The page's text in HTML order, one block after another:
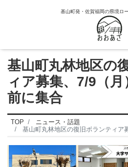
基山町発・佐賀福岡の県境ロ
基山町丸林地区の
ィア募集、7/9（
前に集合
TOP
ニュース・話題
基山町丸林地区の復旧ボランティア募集、